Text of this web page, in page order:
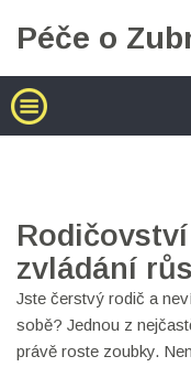
zvládání
Jste čerstvý rodič a
sobě? Jednou z
právě roste zoubky.